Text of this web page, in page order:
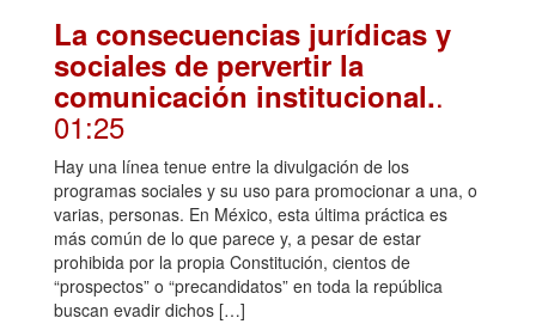
La consecuencias jurídicas y
sociales de pervertir la
comunicación institucional..
01:25
Hay una línea tenue entre la divulgación de los
programas sociales y su uso para promocionar a una, o
varias, personas. En México, esta última práctica es
más común de lo que parece y, a pesar de estar
prohibida por la propia Constitución, cientos de
“prospectos” o “precandidatos” en toda la república
buscan evadir dichos […]